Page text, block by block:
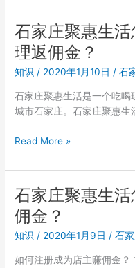
石家庄聚惠生
理返佣金？
知识 / 2020年1月10日/石
石家庄聚惠生活是一个吃喝
城市石家庄。石家庄聚惠
石
庄
聚
惠
生
活
么
Read More »
石家庄聚惠生
佣金？
知识 / 2020年1月9日/石
如何注册成为店主赚佣金